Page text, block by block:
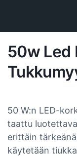
50w Led
50 W:n LED-
taattu
erittäin
käytetään